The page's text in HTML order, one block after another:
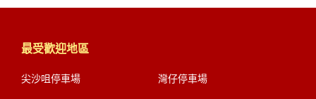
最受歡迎地區
尖沙咀停車場 灣仔停車場